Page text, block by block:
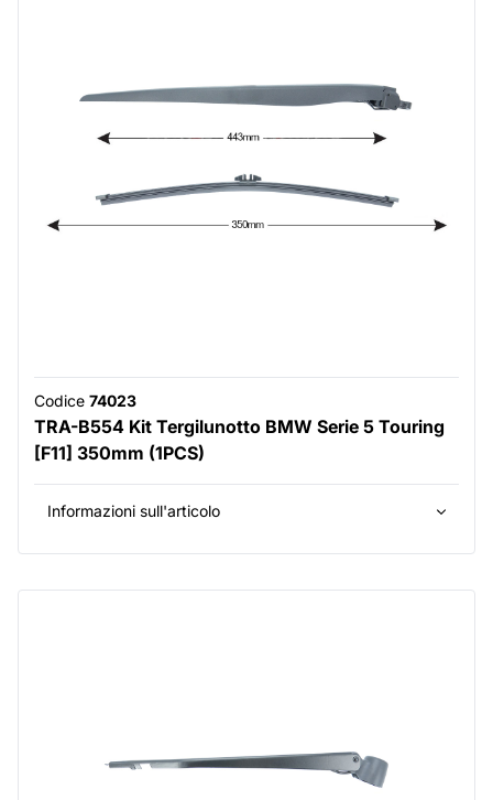
Codice 74023
TRA-B554 Kit Tergilunotto BMW Serie 5 Touring
[F11] 350mm (1PCS)
Informazioni sull'articolo